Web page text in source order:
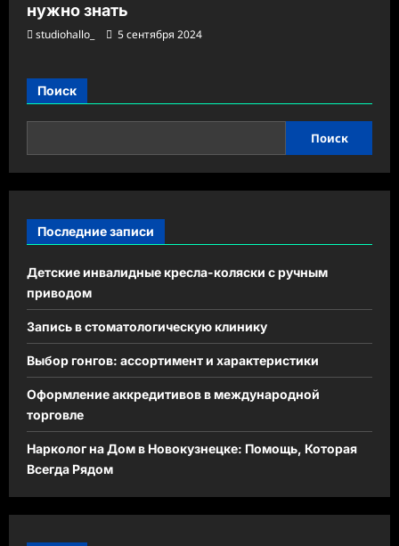
нужно знать
studiohallo_ 5 сентября 2024
Поиск
Поиск
Последние записи
Детские инвалидные кресла-коляски с ручным
приводом
Запись в стоматологическую клинику
Выбор гонгов: ассортимент и характеристики
Оформление аккредитивов в международной
торговле
Нарколог на Дом в Новокузнецке: Помощь, Которая
Всегда Рядом